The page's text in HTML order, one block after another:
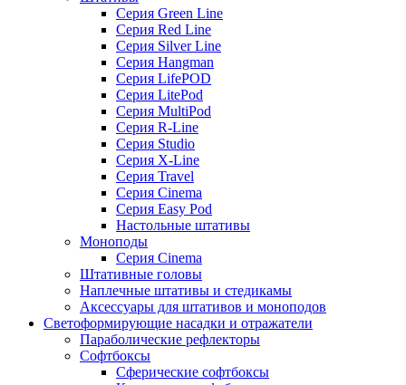
Серия Green Line
Серия Red Line
Серия Silver Line
Серия Hangman
Серия LifePOD
Серия LitePod
Серия MultiPod
Серия R-Line
Серия Studio
Серия X-Line
Серия Travel
Серия Cinema
Серия Easy Pod
Настольные штативы
Моноподы
Серия Cinema
Штативные головы
Наплечные штативы и стедикамы
Аксессуары для штативов и моноподов
Светоформирующие насадки и отражатели
Параболические рефлекторы
Софтбоксы
Сферические софтбоксы